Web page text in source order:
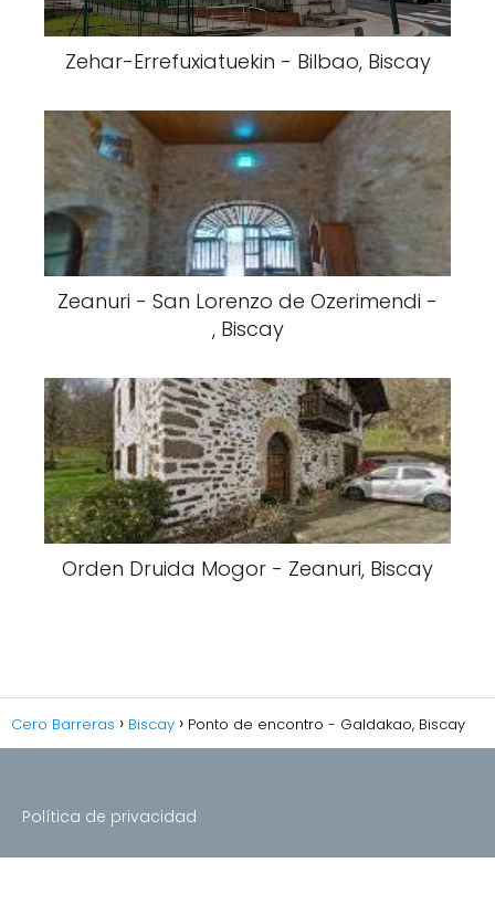
Zehar-Errefuxiatuekin - Bilbao, Biscay
Zeanuri - San Lorenzo de Ozerimendi -
, Biscay
Orden Druida Mogor - Zeanuri, Biscay
Cero Barreras Biscay Ponto de encontro - Galdakao, Biscay
Política de privacidad